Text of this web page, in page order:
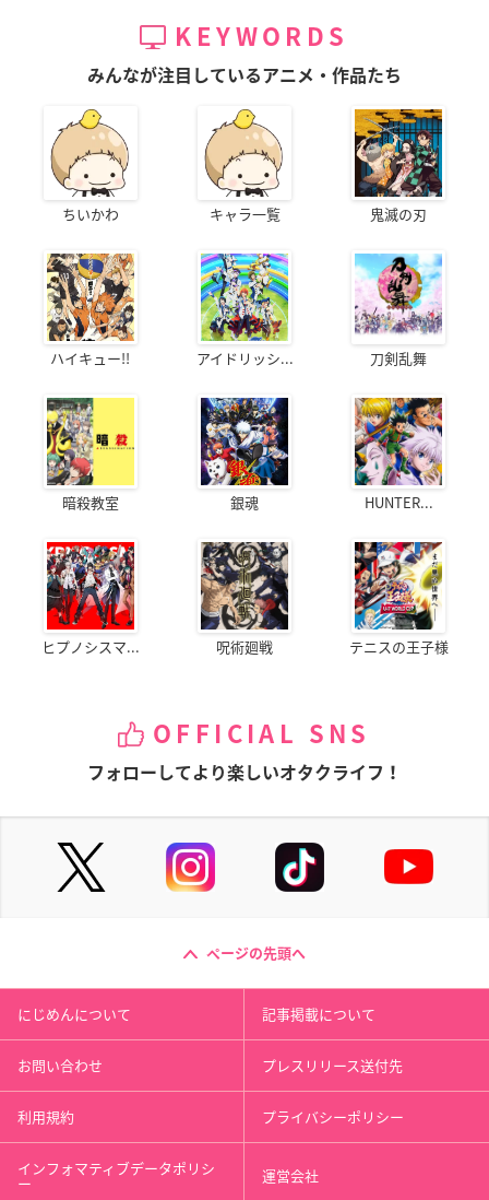
KEYWORDS
みんなが注目しているアニメ・作品たち
ちいかわ キャラ一覧 鬼滅の刃
ハイキュー!! アイドリッシ... 刀剣乱舞
暗殺教室 銀魂 HUNTER...
ヒプノシスマ... 呪術廻戦 テニスの王子様
OFFICIAL SNS
フォローしてより楽しいオタクライフ！
ページの先頭へ
にじめんについて 記事掲載について
お問い合わせ プレスリリース送付先
利用規約 プライバシーポリシー
インフォマティブデータポリシ
ー 運営会社